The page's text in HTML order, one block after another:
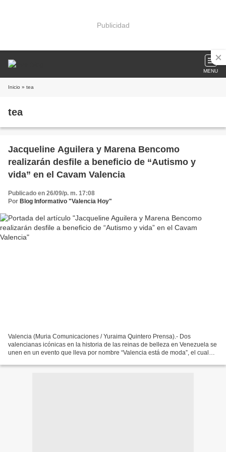
Publicidad
MENU
Inicio » tea
tea
Jacqueline Aguilera y Marena Bencomo
realizarán desfile a beneficio de “Autismo y
vida” en el Cavam Valencia
Publicado en 26/09/p. m. 17:08
Por Blog Informativo "Valencia Hoy"
Valencia (Muria Comunicaciones / Yuraima Quintero Prensa).- Dos
valencianas icónicas en la historia de las reinas de belleza en Venezuela se
unen en un evento que lleva por nombre “Valencia está de moda”, el cual